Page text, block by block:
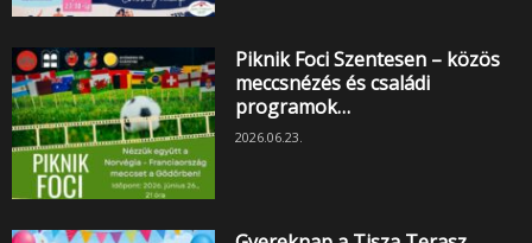
Piknik Foci Szentesen – közös
meccsnézés és családi
programok…
2026.06.23.